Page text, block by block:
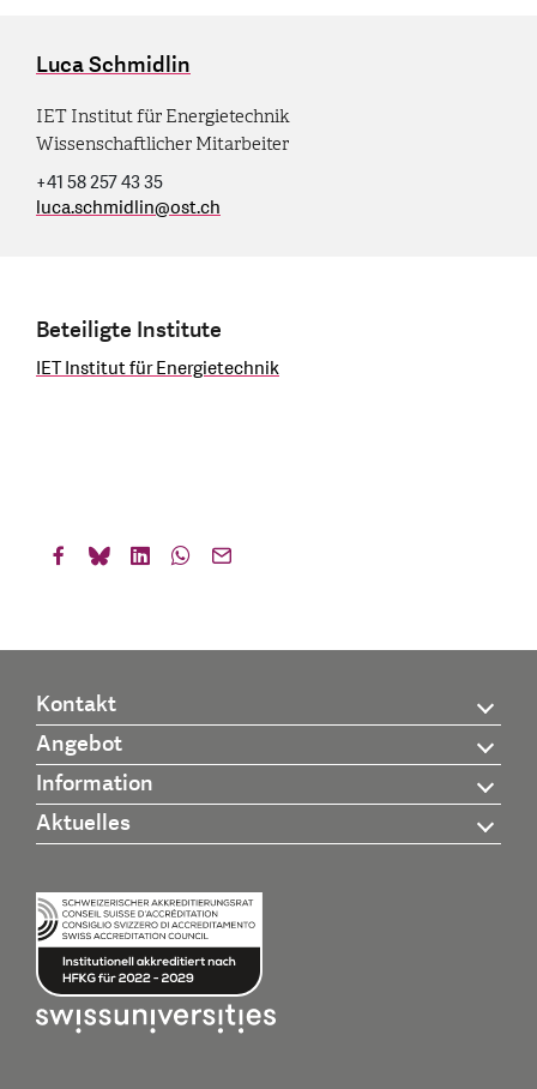
Luca Schmidlin
IET Institut für Energietechnik
Wissenschaftlicher Mitarbeiter
+41 58 257 43 35
luca.schmidlin@ost.ch
Beteiligte Institute
IET Institut für Energietechnik
Kontakt
Angebot
Information
Aktuelles